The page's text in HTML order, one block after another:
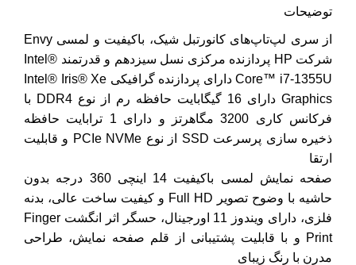
توضیحات
از سری لپ‌تاپ‌های کانورتبل شیک، باکیفیت و لمسی Envy
شرکت HP پردازنده مرکزی نسل سیزدهم و قدرتمند Intel®
Core™ i7-1355U دارای پردازنده گرافیکی Intel® Iris® Xe
Graphics دارای 16 گیگابایت حافظه رم از نوع DDR4 با
فرکانس کاری 3200 مگاهرتز و دارای 1 ترابایت حافظه
ذخیره‎ سازی پرسرعت SSD از نوع PCIe NVMe و قابلیت
ارتقا
صفحه نمایش لمسی باکیفیت 14 اینچی 360 درجه بدون
حاشیه با وضوح تصویر Full HD و کیفیت ساخت عالی، بدنە
فلزی، دارای ویندوز 11 اورجینال، حسگر اثر انگشت Finger
Print و با قابلیت پشتیبانی از قلم صفحە نمایش، طراحی
مدرن با رنگ زیبای